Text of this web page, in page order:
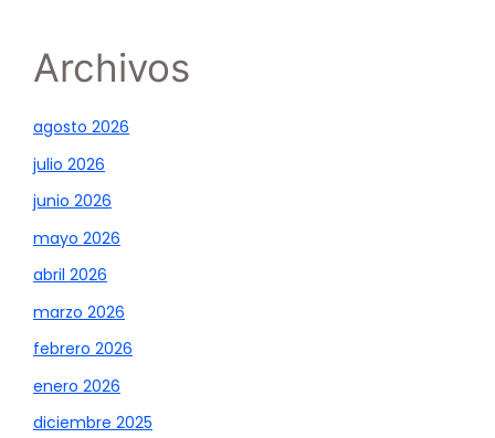
Archivos
agosto 2026
julio 2026
junio 2026
mayo 2026
abril 2026
marzo 2026
febrero 2026
enero 2026
diciembre 2025